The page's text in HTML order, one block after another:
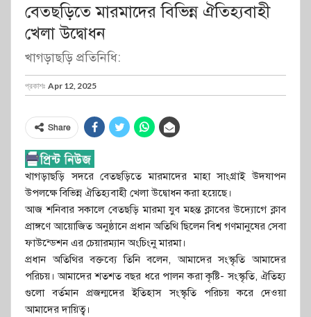
বেতছড়িতে মারমাদের বিভিন্ন ঐতিহ্যবাহী
খেলা উদ্বোধন
খাগড়াছড়ি প্রতিনিধি:
প্রকাশঃ Apr 12, 2025
Share
খাগড়াছড়ি সদরে বেতছড়িতে মারমাদের মাহা সাংগ্রাই উদযাপন
উপলক্ষে বিভিন্ন ঐতিহ্যবাহী খেলা উদ্বোধন করা হয়েছে।
আজ শনিবার সকালে বেতছড়ি মারমা যুব মহন্ত ক্লাবের উদ্যোগে ক্লাব
প্রাঙ্গণে আয়োজিত অনুষ্ঠানে প্রধান অতিথি ছিলেন বিশ্ব গণমানুষের সেবা
ফাউন্ডেশন এর চেয়ারম্যান অংচিংনু মারমা।
প্রধান অতিথির বক্তব্যে তিনি বলেন, আমাদের সংস্কৃতি আমাদের
পরিচয়। আমাদের শতশত বছর ধরে পালন করা কৃষ্টি- সংস্কৃতি, ঐতিহ্য
গুলো বর্তমান প্রজন্মদের ইতিহাস সংস্কৃতি পরিচয় করে দেওয়া
আমাদের দায়িত্ব।